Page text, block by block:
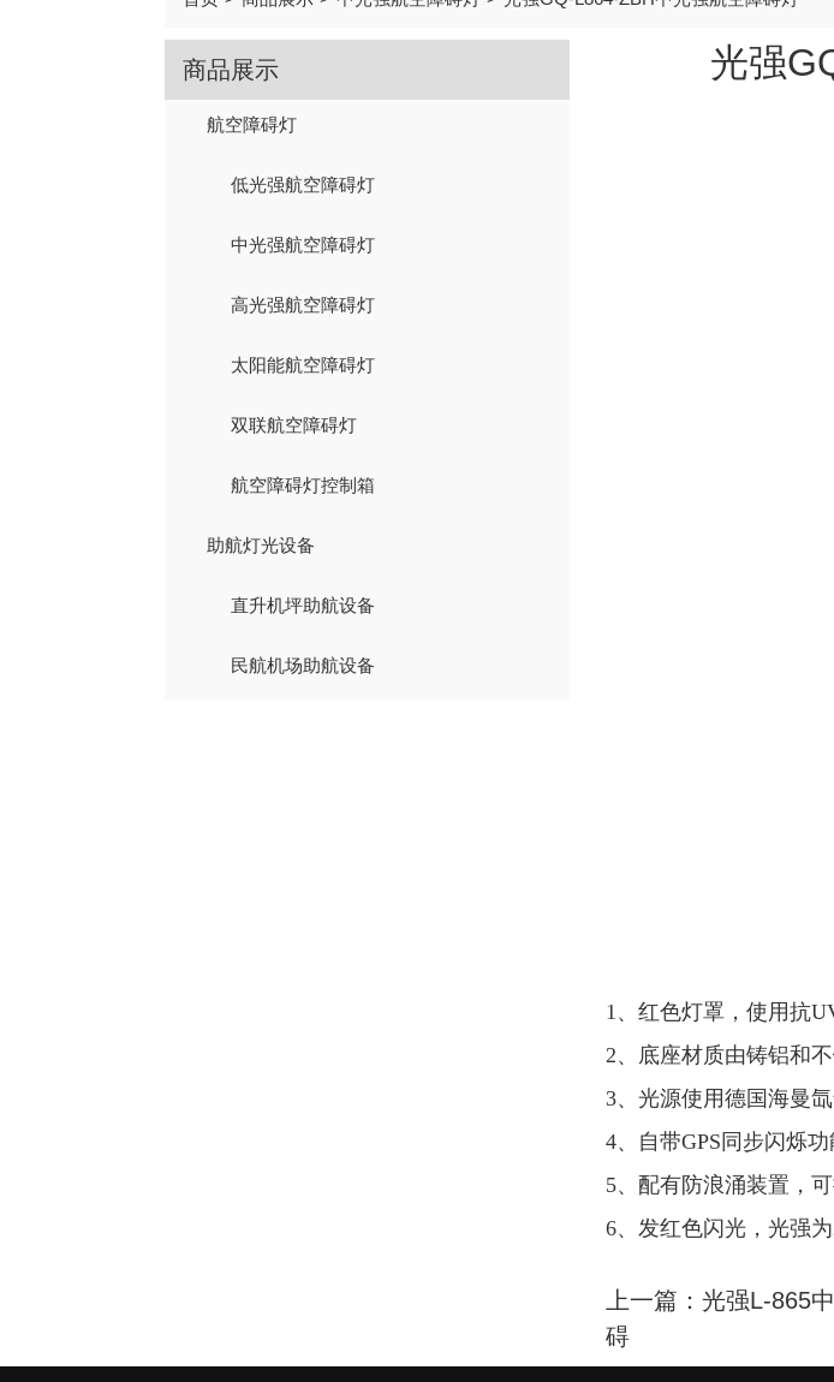
商品展示
航空障碍灯
低光强航空障碍灯
中光强航空障碍灯
高光强航空障碍灯
太阳能航空障碍灯
双联航空障碍灯
航空障碍灯控制箱
助航灯光设备
直升机坪助航设备
民航机场助航设备
光强
1、红色灯罩，使用抗
2、底座材质由铸铝和
3、光源使用德国海曼
4、自带GPS同步闪烁
5、配有防浪涌装置，
6、发红色闪光，光强为
上一篇：光强L-865
碍